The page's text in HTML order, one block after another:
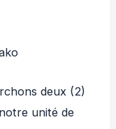
deux (2)
unité de